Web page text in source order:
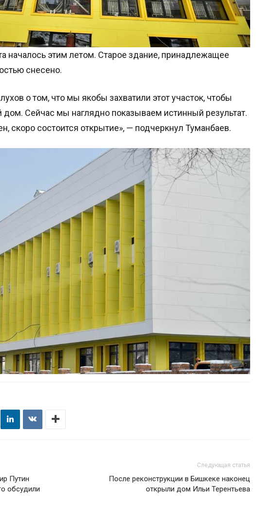
началось этим летом. Старое здание, принадлежащее
снесено.
о том, что мы якобы захватили этот участок, чтобы
дом. Сейчас мы наглядно показываем истинный результат.
скоро состоится открытие», — подчеркнул Туманбаев.
Путин
обсудили
Следующая статья
После реконструкции в Бишкеке наконец
открыли дом Ильи Терентьева